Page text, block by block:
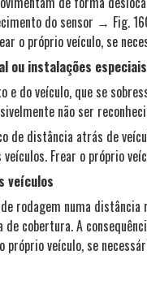
do sensor → Fig.
o próprio veículo, se
ou instalações especiais
e do veículo, que se
não ser
de distância atrás de
Frear o próprio
veículos
rodagem numa
de cobertura. A
próprio veículo, se